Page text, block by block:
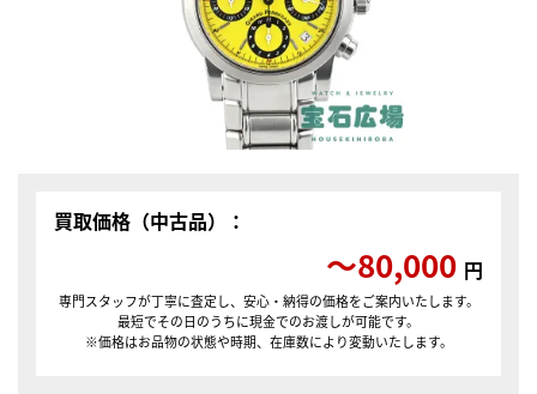
買取価格（中古品）：
〜80,000 円
専門スタッフが丁寧に査定し、安心・納得の価格をご案内いたします。
最短でその日のうちに現金でのお渡しが可能です。
※価格はお品物の状態や時期、在庫数により変動いたします。